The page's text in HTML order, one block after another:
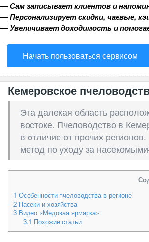
—Сам записывает клиентов и
—Персонализирует скидки, чаевые,
—Увеличивает доходимость и
Начать пользоваться сервисом
Кемеровское
Эта далекая область
востоке. Пчеловодство в
в отличие от прочих регионов.
метод по уходу за насекомыми
1 Особенности пчеловодства в регионе
2 Пасеки и хозяйства
3 Видео «Медовая ярмарка»
3.1 Похожие статьи